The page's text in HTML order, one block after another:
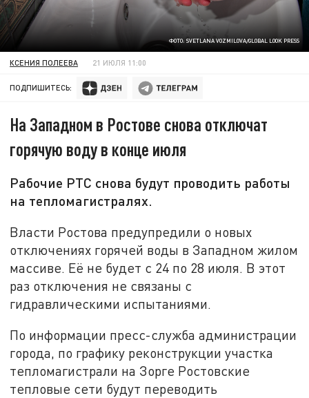
ФОТО: SVETLANA VOZMILOVA/GLOBAL LOOK PRESS
КСЕНИЯ ПОЛЕЕВА 21 ИЮЛЯ 11:00
ПОДПИШИТЕСЬ:
На Западном в Ростове снова отключат
горячую воду в конце июля
Рабочие РТС снова будут проводить работы
на тепломагистралях.
Власти Ростова предупредили о новых
отключениях горячей воды в Западном жилом
массиве. Её не будет с 24 по 28 июля. В этот
раз отключения не связаны с
гидравлическими испытаниями.
По информации пресс-служба администрации
города, по графику реконструкции участка
тепломагистрали на Зорге Ростовские
тепловые сети будут переводить